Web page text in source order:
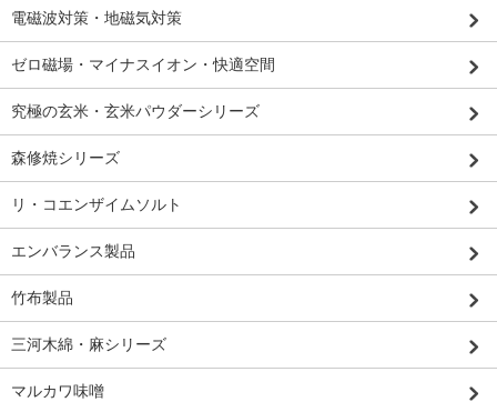
電磁波対策・地磁気対策
ゼロ磁場・マイナスイオン・快適空間
究極の玄米・玄米パウダーシリーズ
森修焼シリーズ
リ・コエンザイムソルト
エンバランス製品
竹布製品
三河木綿・麻シリーズ
マルカワ味噌